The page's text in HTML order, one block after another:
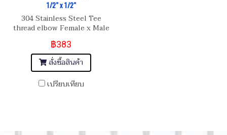
1/2" x 1/2"
304 Stainless Steel Tee
thread elbow Female x Male
x Female Thread Union,
Pipe Fitting 1/2" x 1/2"x1/2"
(BSPT/NPT)
฿383
สั่งซื้อสินค้า
เปรียบเทียบ